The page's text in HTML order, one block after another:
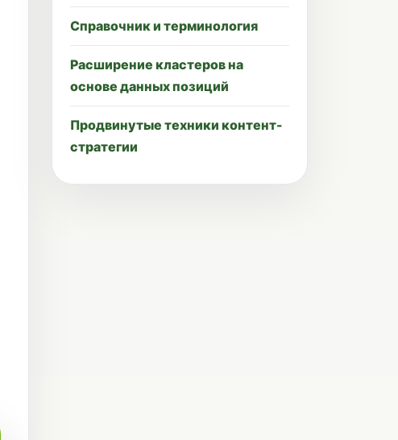
Справочник и терминология
Расширение кластеров на
основе данных позиций
Продвинутые техники контент-
стратегии